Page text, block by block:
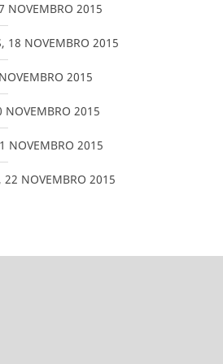
NOVEMBRO 2015
, 18 NOVEMBRO 2015
NOVEMBRO 2015
NOVEMBRO 2015
NOVEMBRO 2015
, 22 NOVEMBRO 2015